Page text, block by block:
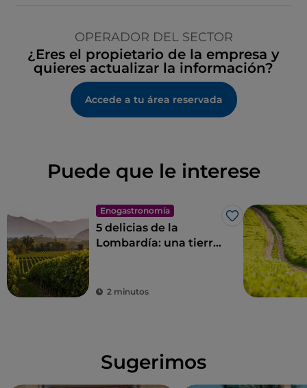
OPERADOR DEL SECTOR
¿Eres el propietario de la empresa y
quieres actualizar la información?
Accede a tu área reservada
Puede que le interese
Enogastronomía
Me gusta
5 delicias de la
Lombardía: una tierra
2 minutos
Sugerimos